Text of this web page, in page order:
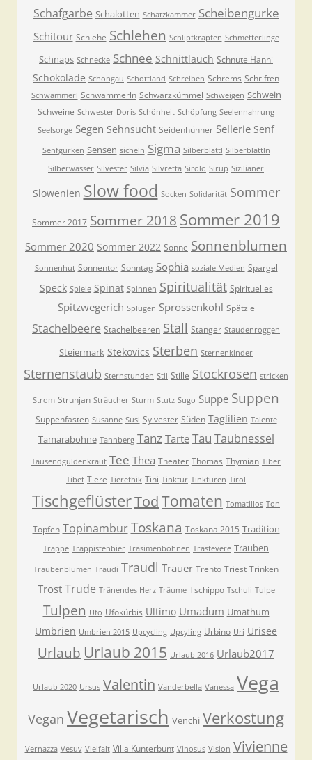
Schafgarbe Schalotten Schatzkammer Scheibengurke
Schitour Schlehe Schlehen Schlipfkrapfen Schmetterlinge
Schnaps Schnecke Schnee Schnittlauch Schnute Hanni
Schokolade Schongau Schottland Schreiben Schrems Schriften
Schwammerl Schwammerln Schwarzkümmel Schweigen Schwein
Schweine Schwester Doris Schönheit Schöpfung Seelennahrung
Seelsorge Segen Sehnsucht Seidenhühner Sellerie Senf
Senfgurken Sensen sicheln Sigma Silberblattl Silberblattln
Silberwasser Silvester Silvia Silvretta Sirolo Sirup Sizilianer
Slowenien Slow food Socken Solidarität Sommer
Sommer 2017 Sommer 2018 Sommer 2019
Sommer 2020 Sommer 2022 Sonne Sonnenblumen
Sonnenhut Sonnentor Sonntag Sophia soziale Medien Spargel
Speck Spiele Spinat Spinnen Spiritualität Spirituelles
Spitzwegerich Splügen Sprossenkohl Spätzle
Stachelbeere Stachelbeeren Stall Stanger Staudenroggen
Steiermark Stekovics Sterben Sternenkinder
Sternenstaub Sternstunden Stil Stille Stockrosen stricken
Strom Strunjan Sträucher Sturm Stutz Sugo Suppe Suppen
Suppenfasten Susanne Susi Sylvester Süden Taglilien Talente
Tamarabohne Tannberg Tanz Tarte Tau Taubnessel
Tausendgüldenkraut Tee Thea Theater Thomas Thymian Tiber
Tibet Tiere Tierethik Tini Tinktur Tinkturen Tirol
TischgeflüsterTodTomaten Tomatillos Ton
Topfen Topinambur Toskana Toskana 2015 Tradition
Trappe Trappistenbier Trasimenbohnen Trastevere Trauben
Traubenblumen Traudi Traudl Trauer Trento Triest Trinken
Trost Trude Tränendes Herz Träume Tschippo Tschuli Tulpe
Tulpen Ufo Ufokürbis Ultimo Umadum Umathum
Umbrien Umbrien 2015 Upcycling Upcyling Urbino Uri Urisee
Urlaub Urlaub 2015 Urlaub 2016 Urlaub2017
Urlaub 2020 Ursus Valentin Vanderbella Vanessa Vega
Vegan Vegetarisch Venchi Verkostung
Vernazza Vesuv Vielfalt Villa Kunterbunt Vinosus Vision Vivienne